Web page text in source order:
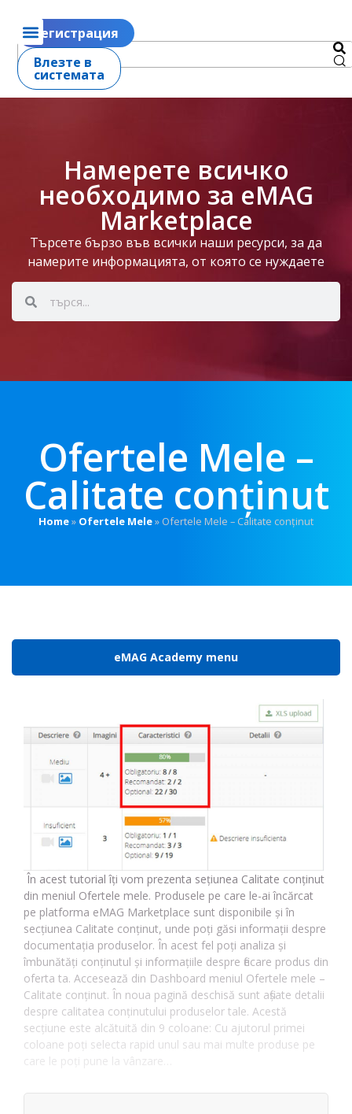
Регистрация
Влезте в
системата
Намерете всичко
необходимо за eMAG
Marketplace
Търсете бързо във всички наши ресурси, за да
намерите информацията, от която се нуждаете
Ofertele Mele –
Calitate conținut
Home» Ofertele Mele» Ofertele Mele – Calitate conținut
eMAG Academy menu
În acest tutorial îți vom prezenta sețiunea Calitate conținut
din meniul Ofertele mele. Produsele pe care le-ai încărcat
pe platforma eMAG Marketplace sunt disponibile și în
secțiunea Calitate conținut, unde poți găsi informații despre
documentația produselor. În acest fel poți analiza și
îmbunătăți conținutul și informațiile despre fiecare produs din
oferta ta. Accesează din Dashboard meniul Ofertele mele –
Calitate conținut. În noua pagină deschisă sunt afișate detalii
despre calitatea conținutului produselor tale. Acestă
secțiune este alcătuită din 9 coloane: Cu ajutorul primei
coloane poți selecta rapid unul sau mai multe produse pe
care le poți pune la vânzare…